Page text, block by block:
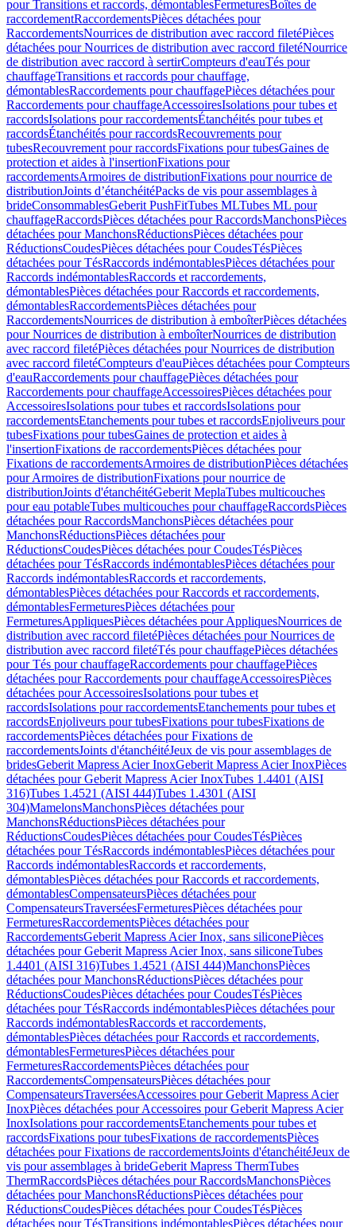
pour Transitions et raccords, démontablesFermeturesBoîtes de
raccordementRaccordementsPièces détachées pour
RaccordementsNourrices de distribution avec raccord filetéPièces
détachées pour Nourrices de distribution avec raccord filetéNourrice
de distribution avec raccord à sertirCompteurs d'eauTés pour
chauffageTransitions et raccords pour chauffage,
démontablesRaccordements pour chauffagePièces détachées pour
Raccordements pour chauffageAccessoiresIsolations pour tubes et
raccordsIsolations pour raccordementsÉtanchéités pour tubes et
raccordsÉtanchéités pour raccordsRecouvrements pour
tubesRecouvrement pour raccordsFixations pour tubesGaines de
protection et aides à l'insertionFixations pour
raccordementsArmoires de distributionFixations pour nourrice de
distributionJoints d’étanchéitéPacks de vis pour assemblages à
brideConsommablesGeberit PushFitTubes MLTubes ML pour
chauffageRaccordsPièces détachées pour RaccordsManchonsPièces
détachées pour ManchonsRéductionsPièces détachées pour
RéductionsCoudesPièces détachées pour CoudesTésPièces
détachées pour TésRaccords indémontablesPièces détachées pour
Raccords indémontablesRaccords et raccordements,
démontablesPièces détachées pour Raccords et raccordements,
démontablesRaccordementsPièces détachées pour
RaccordementsNourrices de distribution à emboîterPièces détachées
pour Nourrices de distribution à emboîterNourrices de distribution
avec raccord filetéPièces détachées pour Nourrices de distribution
avec raccord filetéCompteurs d'eauPièces détachées pour Compteurs
d'eauRaccordements pour chauffagePièces détachées pour
Raccordements pour chauffageAccessoiresPièces détachées pour
AccessoiresIsolations pour tubes et raccordsIsolations pour
raccordementsEtanchements pour tubes et raccordsEnjoliveurs pour
tubesFixations pour tubesGaines de protection et aides à
l'insertionFixations de raccordementsPièces détachées pour
Fixations de raccordementsArmoires de distributionPièces détachées
pour Armoires de distributionFixations pour nourrice de
distributionJoints d'étanchéitéGeberit MeplaTubes multicouches
pour eau potableTubes multicouches pour chauffageRaccordsPièces
détachées pour RaccordsManchonsPièces détachées pour
ManchonsRéductionsPièces détachées pour
RéductionsCoudesPièces détachées pour CoudesTésPièces
détachées pour TésRaccords indémontablesPièces détachées pour
Raccords indémontablesRaccords et raccordements,
démontablesPièces détachées pour Raccords et raccordements,
démontablesFermeturesPièces détachées pour
FermeturesAppliquesPièces détachées pour AppliquesNourrices de
distribution avec raccord filetéPièces détachées pour Nourrices de
distribution avec raccord filetéTés pour chauffagePièces détachées
pour Tés pour chauffageRaccordements pour chauffagePièces
détachées pour Raccordements pour chauffageAccessoiresPièces
détachées pour AccessoiresIsolations pour tubes et
raccordsIsolations pour raccordementsEtanchements pour tubes et
raccordsEnjoliveurs pour tubesFixations pour tubesFixations de
raccordementsPièces détachées pour Fixations de
raccordementsJoints d'étanchéitéJeux de vis pour assemblages de
bridesGeberit Mapress Acier InoxGeberit Mapress Acier InoxPièces
détachées pour Geberit Mapress Acier InoxTubes 1.4401 (AISI
316)Tubes 1.4521 (AISI 444)Tubes 1.4301 (AISI
304)MamelonsManchonsPièces détachées pour
ManchonsRéductionsPièces détachées pour
RéductionsCoudesPièces détachées pour CoudesTésPièces
détachées pour TésRaccords indémontablesPièces détachées pour
Raccords indémontablesRaccords et raccordements,
démontablesPièces détachées pour Raccords et raccordements,
démontablesCompensateursPièces détachées pour
CompensateursTraverséesFermeturesPièces détachées pour
FermeturesRaccordementsPièces détachées pour
RaccordementsGeberit Mapress Acier Inox, sans siliconePièces
détachées pour Geberit Mapress Acier Inox, sans siliconeTubes
1.4401 (AISI 316)Tubes 1.4521 (AISI 444)ManchonsPièces
détachées pour ManchonsRéductionsPièces détachées pour
RéductionsCoudesPièces détachées pour CoudesTésPièces
détachées pour TésRaccords indémontablesPièces détachées pour
Raccords indémontablesRaccords et raccordements,
démontablesPièces détachées pour Raccords et raccordements,
démontablesFermeturesPièces détachées pour
FermeturesRaccordementsPièces détachées pour
RaccordementsCompensateursPièces détachées pour
CompensateursTraverséesAccessoires pour Geberit Mapress Acier
InoxPièces détachées pour Accessoires pour Geberit Mapress Acier
InoxIsolations pour raccordementsEtanchements pour tubes et
raccordsFixations pour tubesFixations de raccordementsPièces
détachées pour Fixations de raccordementsJoints d'étanchéitéJeux de
vis pour assemblages à brideGeberit Mapress ThermTubes
ThermRaccordsPièces détachées pour RaccordsManchonsPièces
détachées pour ManchonsRéductionsPièces détachées pour
RéductionsCoudesPièces détachées pour CoudesTésPièces
détachées pour TésTransitions indémontablesPièces détachées pour